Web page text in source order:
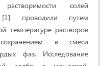
солей
[1] проводили путем
температуре растворов
в смеси
фаз. Исследование